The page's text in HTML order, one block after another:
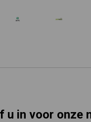
u in voor onze